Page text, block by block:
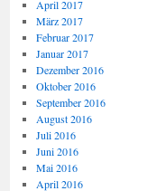
April 2017
März 2017
Februar 2017
Januar 2017
Dezember 2016
Oktober 2016
September 2016
August 2016
Juli 2016
Juni 2016
Mai 2016
April 2016